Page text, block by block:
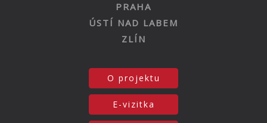
PRAHA
ÚSTÍ NAD LABEM
ZLÍN
O projektu
E-vizitka